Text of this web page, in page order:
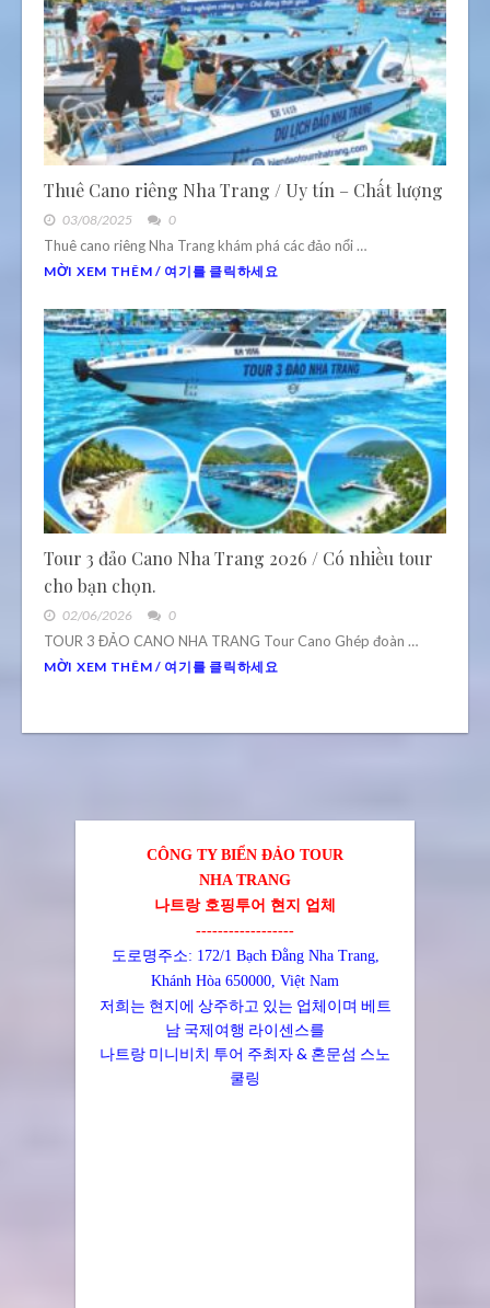
Thuê Cano riêng Nha Trang / Uy tín – Chất lượng
03/08/2025 0
Thuê cano riêng Nha Trang khám phá các đảo nổi …
MỜI XEM THÊM / 여기를 클릭하세요
Tour 3 đảo Cano Nha Trang 2026 / Có nhiều tour
cho bạn chọn.
02/06/2026 0
TOUR 3 ĐẢO CANO NHA TRANG Tour Cano Ghép đoàn …
MỜI XEM THÊM / 여기를 클릭하세요
CÔNG TY BIỂN ĐẢO TOUR
NHA TRANG
나트랑 호핑투어 현지 업체
------------------
도로명주소: 172/1 Bạch Đằng Nha Trang,
Khánh Hòa 650000, Việt Nam
저희는 현지에 상주하고 있는 업체이며 베트
남 국제여행 라이센스를
나트랑 미니비치 투어 주최자 & 혼문섬 스노
쿨링